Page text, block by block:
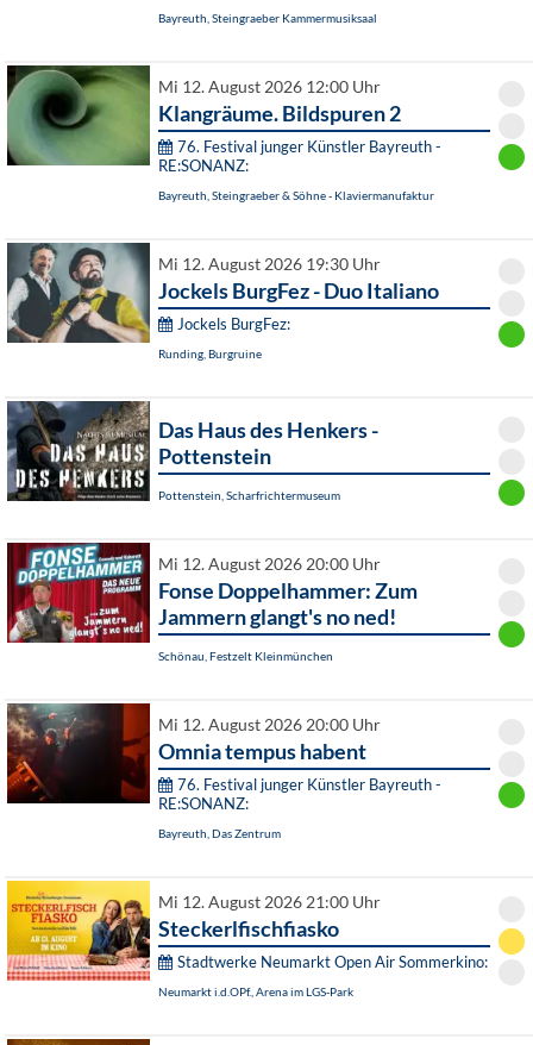
Bayreuth, Steingraeber Kammermusiksaal
Mi 12. August 2026 12:00 Uhr
Klangräume. Bildspuren 2
76. Festival junger Künstler Bayreuth -
RE:SONANZ:
Bayreuth, Steingraeber & Söhne - Klaviermanufaktur
Mi 12. August 2026 19:30 Uhr
Jockels BurgFez - Duo Italiano
Jockels BurgFez:
Runding, Burgruine
Das Haus des Henkers -
Pottenstein
Pottenstein, Scharfrichtermuseum
Mi 12. August 2026 20:00 Uhr
Fonse Doppelhammer: Zum
Jammern glangt's no ned!
Schönau, Festzelt Kleinmünchen
Mi 12. August 2026 20:00 Uhr
Omnia tempus habent
76. Festival junger Künstler Bayreuth -
RE:SONANZ:
Bayreuth, Das Zentrum
Mi 12. August 2026 21:00 Uhr
Steckerlfischfiasko
Stadtwerke Neumarkt Open Air Sommerkino:
Neumarkt i.d.OPf., Arena im LGS-Park